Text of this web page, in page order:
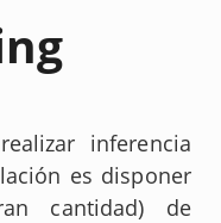
inferencia
es disponer
cantidad) de